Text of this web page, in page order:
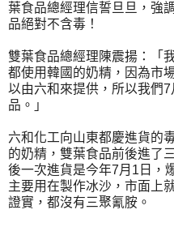
葉食品總經理信誓旦旦，強
品絕對不含毒！
雙葉食品總經理陳震揚：「
都使用韓國的奶精，因為市
以由六和來提供，所以我們
品。」
六和化工向山東都慶進貨的
的奶精，雙葉食品前後進了
後一次進貨是今年7月1日，
主要用在製作冰沙，市面上
證實，都沒有三聚氰胺。